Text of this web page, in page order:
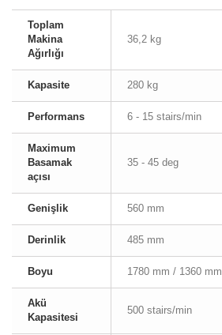
Toplam
Makina
Ağırlığı
36,2 kg
Kapasite 280 kg
Performans 6 - 15 stairs/min
Maximum
Basamak
açısı
35 - 45 deg
Genişlik 560 mm
Derinlik 485 mm
Boyu 1780 mm / 1360 mm
Akü
Kapasitesi
500 stairs/min